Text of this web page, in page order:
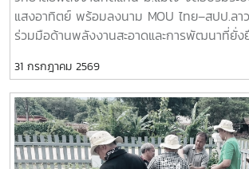
เทคนิคการตรวจสอบ การใช้งาน และการบำรุ
เพิ่มประสิทธิภาพและยืดอายุการใช้งานของอุป
องค์ความรู้และประสบการณ์ระหว่างคณาจารย์
ร่วมกิจกรรม เพื่อสร้างเครือข่ายความร่วมมือ
ทดแทนระหว่างประเทศไทยและ สปป.ลาว- กา
ครั้งนี้มีเป้าหมายเพื่อเสริมสร้างศักยภาพบุคล
ส่งเสริมการเรียนรู้จากการลงมือปฏิบัติจริง แ
ประยุกต์ใช้เทคโนโลยีพลังงานสะอาดในสถาน
ยั่งยืน
แสงอาทิตย์ พร้อมลงนาม MOU ไทย–สปป.ลา
ร่วมมือด้านพลังงานสะอาดและการพัฒนาที่ยั่
กิจกรรมบริการวิชาการนานาชาติ ภายใต้โครงก
พลังงานทดแทนเพื่อการปรับตัวต่อการเปลี่ย
อากาศ” ณ โรงเรียนประถมสมบูรณ์พุเหล็กเจ
บาง สาธารณรัฐประชาธิปไตยประชาชนลาวก
นำโดย ผู้ช่วยศาสตราจารย์ ดร.นิกราน หอม
31 กรกฎาคม 2569